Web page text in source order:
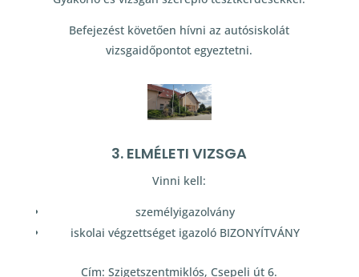
Befejezést követően hívni az autósiskolát
vizsgaidőpontot egyeztetni.
3. ELMÉLETI VIZSGA
Vinni kell:
személyigazolvány
iskolai végzettséget igazoló BIZONYÍTVÁNY
Cím: Szigetszentmiklós, Csepeli út 6.